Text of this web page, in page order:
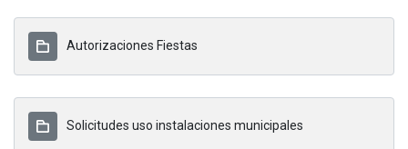
Autorizaciones Fiestas
Solicitudes uso instalaciones municipales